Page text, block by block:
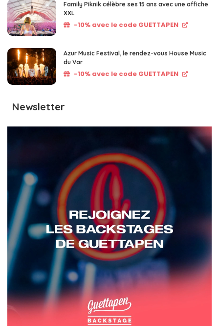
Family Piknik célèbre ses 15 ans avec une affiche
XXL
-10% avec le code GUETTAPEN
Azur Music Festival, le rendez-vous House Music
du Var
-10% avec le code GUETTAPEN
Newsletter